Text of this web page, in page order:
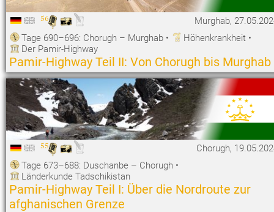
56
Murghab,
Tage 690–696: Chorugh – Murghab • Höhenkrankheit •
Der Pamir-Highway
Pamir-Highway Teil II: Von Chorugh bis Murghab
55
Chorugh,
Tage 673–688: Duschanbe – Chorugh •
Länderkunde Tadschikistan
Pamir-Highway Teil I: Über die Nordroute zur
afghanischen Grenze